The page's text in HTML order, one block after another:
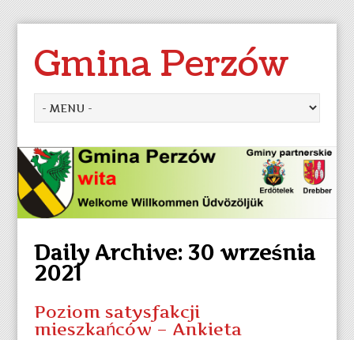
Gmina Perzów
Daily Archive: 30 września
2021
Poziom satysfakcji
mieszkańców – Ankieta